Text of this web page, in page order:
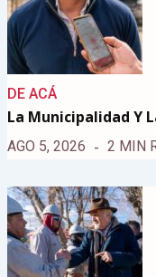
DE ACÁ
La Municipalidad Y
AGO 5, 2026 2 MIN